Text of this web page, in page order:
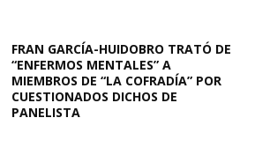
FRAN GARCÍA-HUIDOBRO TRATÓ DE
“ENFERMOS MENTALES” A
MIEMBROS DE “LA COFRADÍA” POR
CUESTIONADOS DICHOS DE
PANELISTA